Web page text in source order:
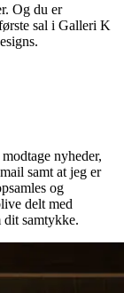
Og du er
sal i Galleri K
nyheder,
samt at jeg er
og
delt med
samtykke.